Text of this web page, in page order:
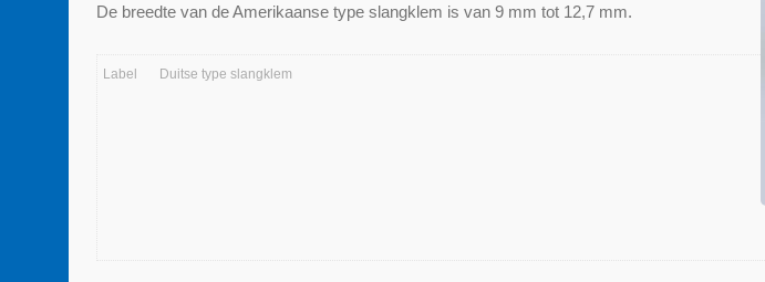
De breedte van de Amerikaanse type slangklem is van 9 mm tot 12,7 mm.
Label Duitse type slangklem